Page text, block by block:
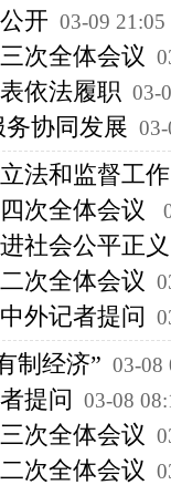
开 03-09 21:05
次全体会议
依法履职 03-
协同发展
法和监督工作
次全体会议
社会公平正义
次全体会议
外记者提问
制经济” 03-08
提问 03-08
次全体会议
次全体会议